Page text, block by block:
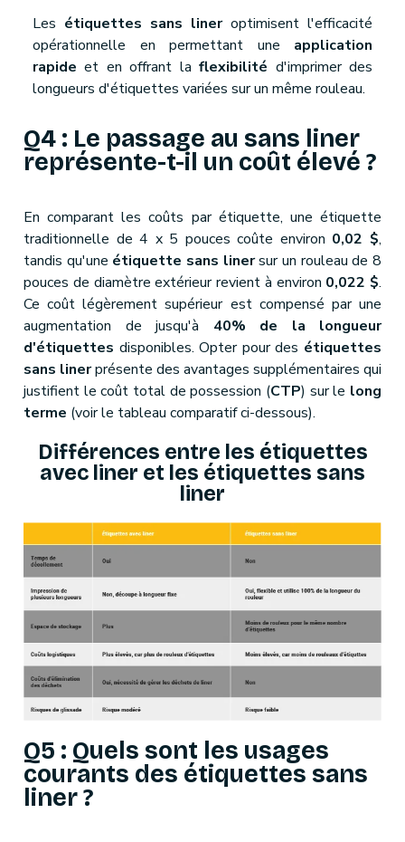
Les étiquettes sans lineroptimisent l'efficacité
opérationnelle en permettant une application
rapide et en offrant laflexibilité d'imprimer des
longueurs d'étiquettes variées sur un même rouleau.
Q4 : Le passage au sans liner
représente-t-il un coût élevé ?
En comparant les coûts par étiquette, une étiquette
traditionnelle de 4 x 5 pouces coûte environ 0,02 $,
tandis qu'une étiquette sans linersur un rouleau de 8
pouces de diamètre extérieur revient à environ 0,022 $.
Ce coût légèrement supérieur est compensé par une
augmentation de jusqu'à 40% de la longueur
d'étiquettes disponibles. Opter pour des étiquettes
sans linerprésente des avantages supplémentaires qui
justifient le coût total de possession (CTP) sur le long
terme (voir le tableau comparatif ci-dessous).
Différences entre les étiquettes
avec liner et les étiquettes sans
liner
Q5 : Quels sont les usages
courants des étiquettes sans
liner ?